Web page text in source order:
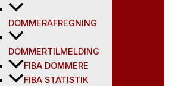
DOMMERAFREGNING
DOMMERTILMELDING
FIBA DOMMERE
FIBA STATISTIK